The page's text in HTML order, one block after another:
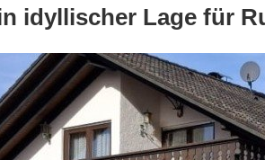
idyllischer Lage für